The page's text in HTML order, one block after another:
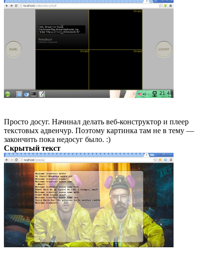
Просто досуг. Начинал делать веб-конструктор и плеер
текстовых адвенчур. Поэтому картинка там не в тему —
закончить пока недосуг было. :)
Скрытый текст